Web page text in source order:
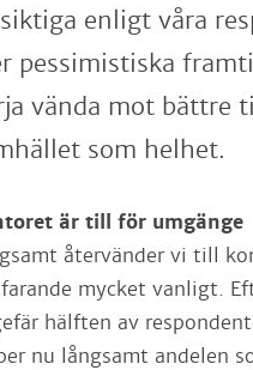
enligt våra
pessimistiska
vända mot bättre
som helhet.
är till för umgänge
återvänder vi till
mycket vanligt.
hälften av
nu långsamt andelen